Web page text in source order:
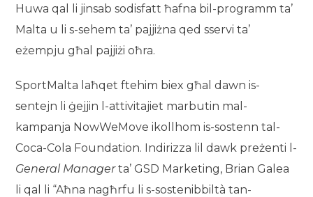
Huwa qal li jinsab sodisfatt ħafna bil-programm ta’
Malta u li s-sehem ta’ pajjiżna qed sservi ta’
eżempju għal pajjiżi oħra.
SportMalta laħqet ftehim biex għal dawn is-
sentejn li ġejjin l-attivitajiet marbutin mal-
kampanja NowWeMove ikollhom is-sostenn tal-
Coca-Cola Foundation. Indirizza lil dawk preżenti l-
General Managerta’ GSD Marketing, Brian Galea
li qal li “Aħna nagħrfu li s-sostenibbiltà tan-